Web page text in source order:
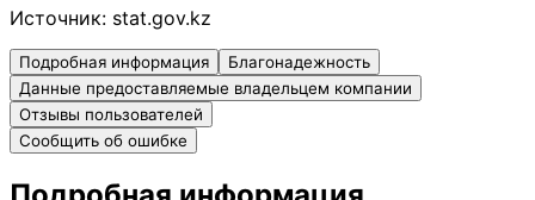
Источник: stat.gov.kz
Подробная информация
Благонадежность
Данные предоставляемые владельцем компании
Отзывы пользователей
Сообщить об ошибке